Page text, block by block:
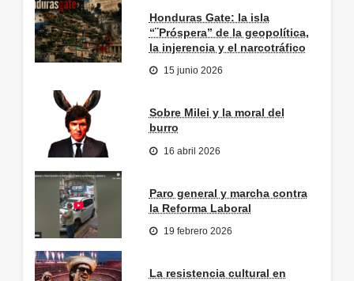
Honduras Gate: la isla
“¨Próspera” de la geopolítica,
la injerencia y el narcotráfico
15 junio 2026
Sobre Milei y la moral del
burro
16 abril 2026
Paro general y marcha contra
la Reforma Laboral
19 febrero 2026
La resistencia cultural en